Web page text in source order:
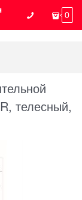
0
телесный,